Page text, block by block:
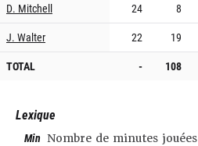
D. Mitchell
24 8
J. Walter
22 19
TOTAL
- 108
Lexique
Min Nombre de minutes jouées